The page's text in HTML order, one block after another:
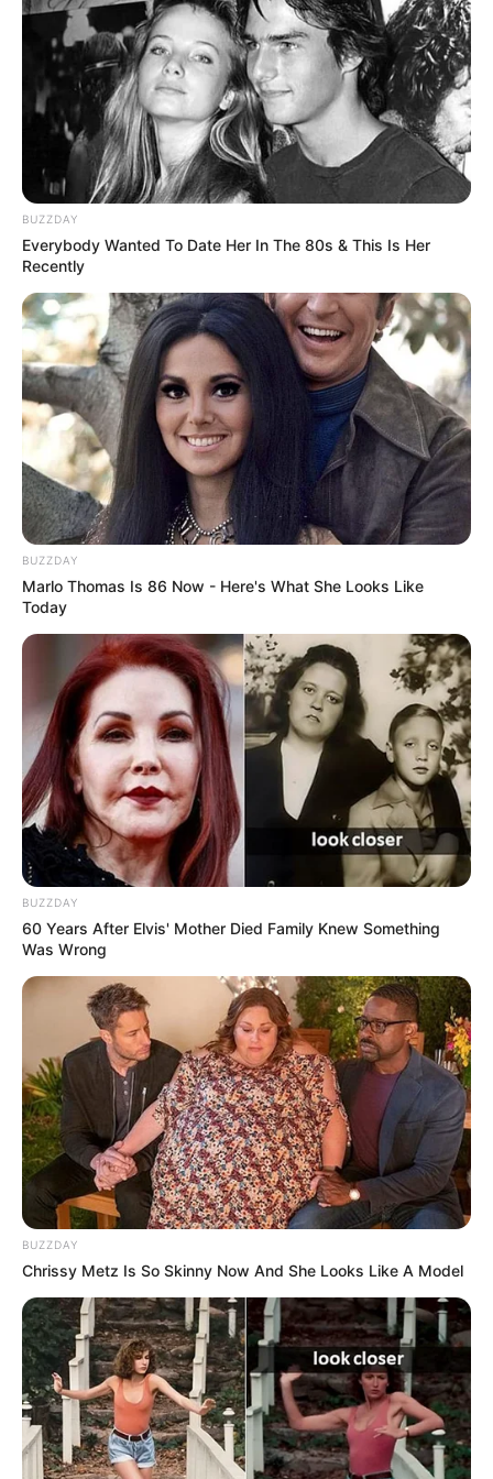
Hebrajczyków.Od brzegów Nilu, przez górę Synaj, aż po
Morze Czerwone, ten porywający serial przeplatany
wywiadami z ekspertami przedstawia niezwykle osobiste
dążenie Mojżesza do odkupienia, które dało początek jednym
z najbardziejinspirujących wydarzeń opisanych w Biblii,
KoranieiTorze.
Nowy film na Netflix. To argentyński dramat
Listę premier uzupełnia argentyński dramat filmowy
zatytułowany „Spoczywaj w pokoju”. Bohaterem historii jest
zadłużony ojciec rodziny, który postanawia wykorzystać
wyjątkowy zbieg okoliczności, aby zniknąć. Po wielu latach
spędzonych za granicą i pod przybranym nazwiskiem
przypadkowo odkryty szczegół wywołuje w bohaterze
nieodpartą chęć dowiedzenia się, jak radzą sobie
mieszkańcy miasta od czasu jego zniknięcia. Pytanie staje
się obsesją:
czy można tak po prostu zapomnieć o czyimś
istnieniu?Czy można zacząć od zera, nie oglądając się za
siebie?
BUZZDAY
Everybody Wanted To Date Her In The 80s & This Is Her
Recently
BUZZDAY
Marlo Thomas Is 86 Now - Here's What She Looks Like
Today
BUZZDAY
60 Years After Elvis' Mother Died Family Knew Something
Was Wrong
BUZZDAY
Chrissy Metz Is So Skinny Now And She Looks Like A Model